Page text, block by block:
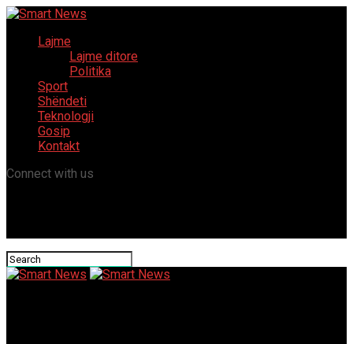
Lajme
Lajme ditore
Politika
Sport
Shëndeti
Teknologji
Gosip
Kontakt
Connect with us